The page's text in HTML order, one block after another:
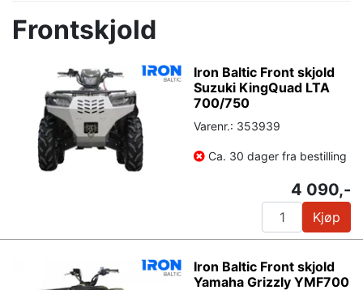
Frontskjold
Iron Baltic Front skjold
Suzuki KingQuad LTA
700/750
Varenr.: 353939
Ca. 30 dager fra bestilling
4 090,-
Kjøp
Iron Baltic Front skjold
Yamaha Grizzly YMF700